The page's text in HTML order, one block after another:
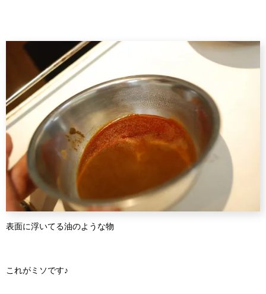
表面に浮いてる油のような物
これがミソです♪